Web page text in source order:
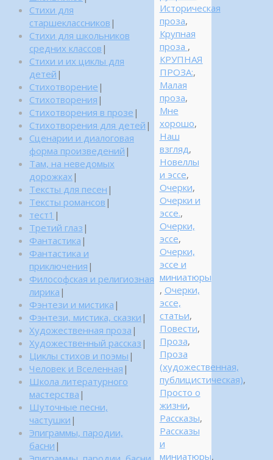
Историческая
проза,
Крупная
проза ,
КРУПНАЯ
ПРОЗА:,
Малая
проза,
Мне
хорошо,
Наш
взгляд,
Новеллы
и эссе,
Очерки,
Очерки и
эссе.,
Очерки,
эссе,
Очерки,
эссе и
миниатюры
, Очерки,
эссе,
статьи,
Повести,
Проза,
Проза
(художественная,
публицистическая),
Просто о
жизни,
Рассказы,
Рассказы
и
миниатюры,
Стихи для
старшеклассников |
Стихи для школьников
средних классов |
Стихи и их циклы для
детей |
Стихотворение |
Стихотворения |
Стихотворения в прозе |
Стихотворения для детей |
Сценарии и диалоговая
форма произведений |
Там, на неведомых
дорожках |
Тексты для песен |
Тексты романсов |
тест1 |
Третий глаз |
Фантастика |
Фантастика и
приключения |
Философская и религиозная
лирика |
Фэнтези и мистика |
Фэнтези, мистика, сказки |
Художественная проза |
Художественный рассказ |
Циклы стихов и поэмы |
Человек и Вселенная |
Школа литературного
мастерства |
Шуточные песни,
частушки |
Эпиграммы, пародии,
басни |